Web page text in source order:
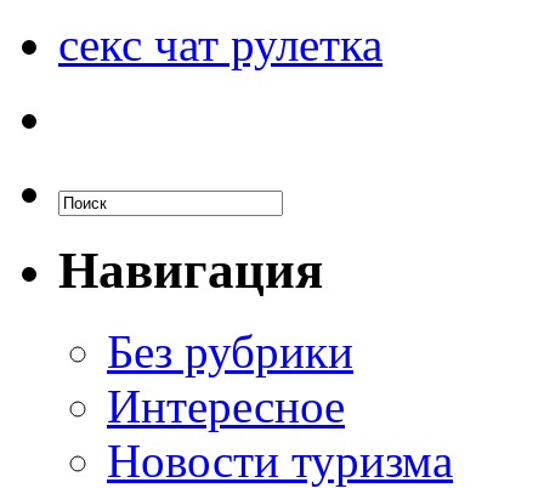
секс чат рулетка
Навигация
Без рубрики
Интересное
Новости туризма